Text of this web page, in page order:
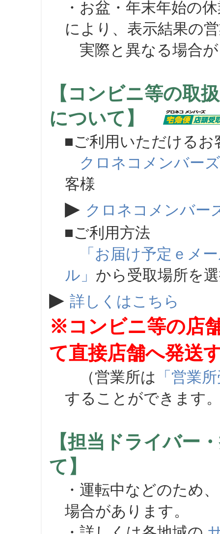
・お盆・年末年始の
により、表示結果の
実際と異なる場合が
【コンビニ等の取
について】
■ご利用いただけるお
クロネコメンバーズ
客様
▶ クロネコメンバー
■ご利用方法
「お届け予定ｅメ
ル」 から受取場所を
▶ 詳しくはこちら
※コンビニ等の店
て直接店舗へ発送
（営業所は 「営業
することができます
【担当ドライバー
て】
・運転中などのため
場合があります。